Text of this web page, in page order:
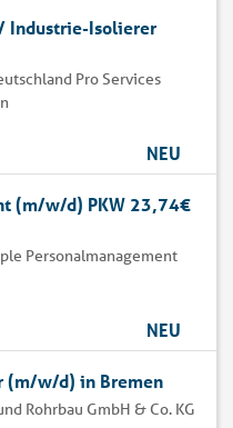
Industrie-Isolierer
Pro Services
NEU
(m/w/d) PKW 23,74€
Personalmanagement
NEU
(m/w/d) in Bremen
Rohrbau GmbH & Co. KG